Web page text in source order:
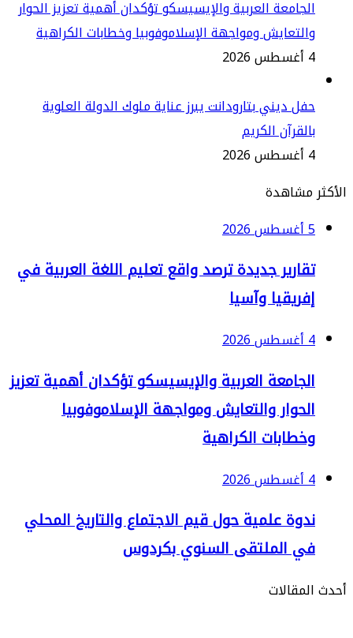
العربية والإيسيسكو تؤكدان أهمية تعزيز الحوار
ومواجهة الإسلاموفوبيا وخطابات الكراهية
ديني بتارودانت يبرز عناية ملوك الدولة العلوية
الكريم
جديدة ترصد واقع تعليم اللغة العربية في
وآسيا
العربية والإيسيسكو تؤكدان أهمية تعزيز
والتعايش ومواجهة الإسلاموفوبيا
الكراهية
علمية حول قيم الاجتماع والتاريخ المحلي
الملتقى السنوي بكردوس